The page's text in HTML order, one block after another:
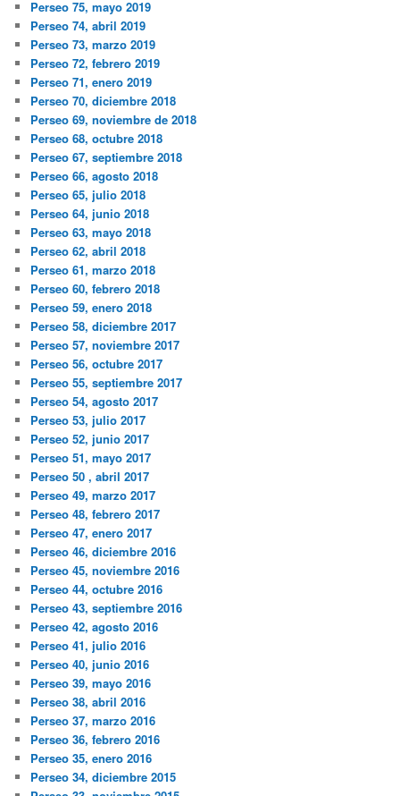
Perseo 75, mayo 2019
Perseo 74, abril 2019
Perseo 73, marzo 2019
Perseo 72, febrero 2019
Perseo 71, enero 2019
Perseo 70, diciembre 2018
Perseo 69, noviembre de 2018
Perseo 68, octubre 2018
Perseo 67, septiembre 2018
Perseo 66, agosto 2018
Perseo 65, julio 2018
Perseo 64, junio 2018
Perseo 63, mayo 2018
Perseo 62, abril 2018
Perseo 61, marzo 2018
Perseo 60, febrero 2018
Perseo 59, enero 2018
Perseo 58, diciembre 2017
Perseo 57, noviembre 2017
Perseo 56, octubre 2017
Perseo 55, septiembre 2017
Perseo 54, agosto 2017
Perseo 53, julio 2017
Perseo 52, junio 2017
Perseo 51, mayo 2017
Perseo 50 , abril 2017
Perseo 49, marzo 2017
Perseo 48, febrero 2017
Perseo 47, enero 2017
Perseo 46, diciembre 2016
Perseo 45, noviembre 2016
Perseo 44, octubre 2016
Perseo 43, septiembre 2016
Perseo 42, agosto 2016
Perseo 41, julio 2016
Perseo 40, junio 2016
Perseo 39, mayo 2016
Perseo 38, abril 2016
Perseo 37, marzo 2016
Perseo 36, febrero 2016
Perseo 35, enero 2016
Perseo 34, diciembre 2015